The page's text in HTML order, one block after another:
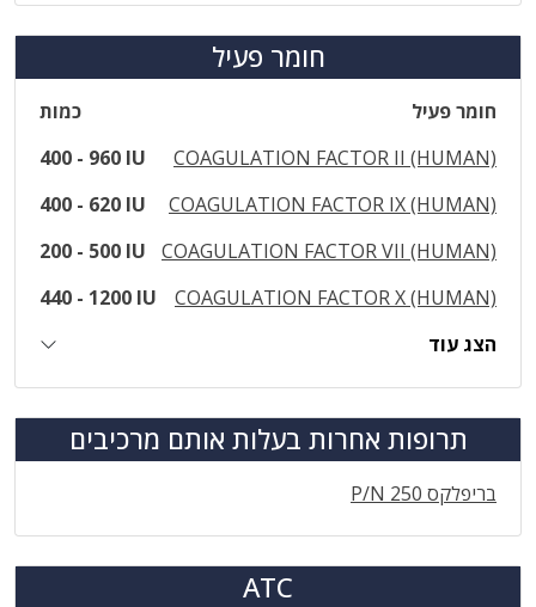
חומר פעיל
חומר פעיל
כמות
COAGULATION FACTOR II (HUMAN)
400 - 960 IU
COAGULATION FACTOR IX (HUMAN)
400 - 620 IU
COAGULATION FACTOR VII (HUMAN)
200 - 500 IU
COAGULATION FACTOR X (HUMAN)
440 - 1200 IU
הצג עוד
תרופות אחרות בעלות אותם מרכיבים
בריפלקס P/N 250
ATC